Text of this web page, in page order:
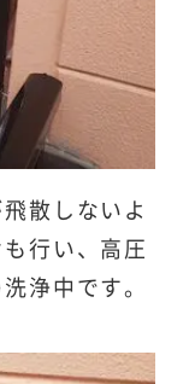
散しないよ
行い、高圧
浄中です。